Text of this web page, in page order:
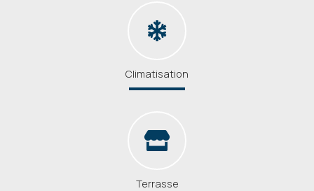
Climatisation
Terrasse